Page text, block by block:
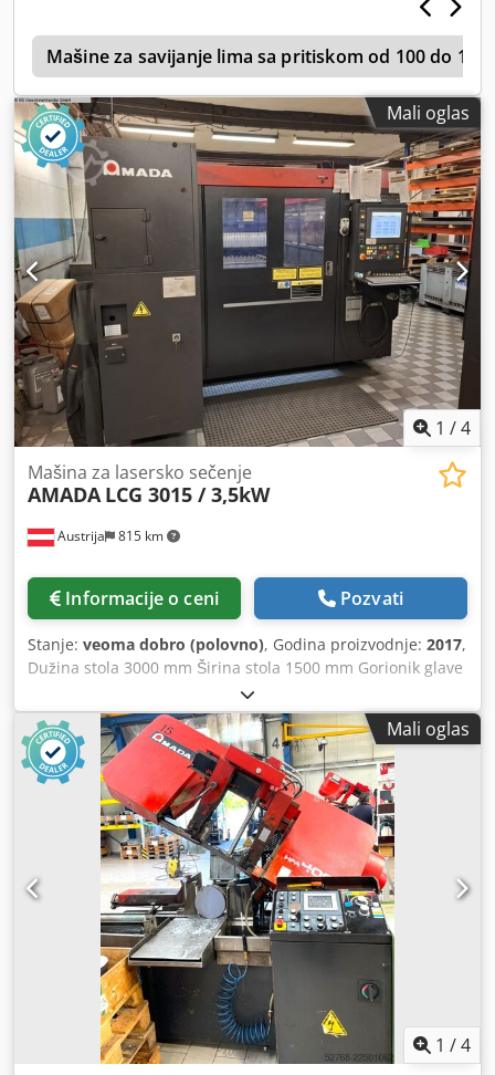
Mašine za savijanje lima sa pritiskom od 100 do 119
Mali oglas
1 /4
Austrija 815 km
Mašina za lasersko sečenje
AMADA LCG 3015 / 3,5kW
Informacije o ceni Pozvati
Stanje: veoma dobro (polovno), Godina proizvodnje: 2017,
Dužina stola 3000 mm Širina stola 1500 mm Gorionik glave
1 kontrola FANUC AF3500i-C Ukupna potreba za
napajanjem 3,5 kV Težina mašine cca. 12, 5 t Prostorni
zahtevi cca. 12300 k 6000 k 2200 m model br .: Amada
LCG3015 3.5kv Laserski rezonator: AF3500i-C paleta
menjač: LST 3015 G serija Kontrolisane ose: Ks, I, Z ose (tri
ose kontrolisane u isto vreme) Osovina putovanje: 3070 k
1550 k 100mm (Z-osa) Mak. debljina materijala 20mm Meki
čelik 10 mm od nerđajućeg čelika 8 mm aluminijum (A5052)
Mak. Obrada Dimenzije: 3070mm k 1550mm Maksimalna
istovremena brzina uvlačenja: Ks / I, 170m / min Tačnost
pozicioniranja: +/- 0.01mm Maksimalna masa materijala:
920 kg Nominalna snaga: 3500W Visina radne površine:
840 mm Cedpsvwgu Dsfx Agrorf Širina mašine 2840mm
Visina mašine 2166 mm Težina mašine 8.200 kg
Mali oglas
1 /4